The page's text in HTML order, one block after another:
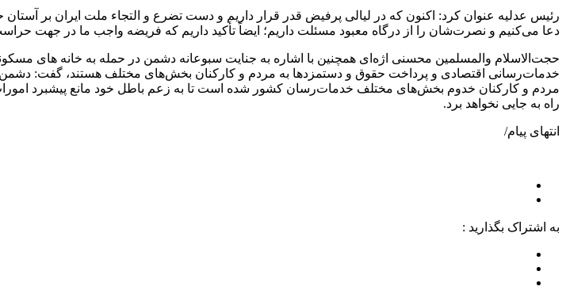
رئیس عدلیه عنوان کرد: اکنون که در لیالی پرفیض قدر قرار داریم و دست تضرع و التجاء ملت ایران بر
دعا می‌کنیم و نصرت‌شان را از درگاه معبود مسئلت داریم؛ ایضاً تأکید داریم که فریضه واجب ما در جهت
حجت‌الاسلام والمسلمین محسنی اژه‌ای همچنین با اشاره به جنایت سبوعانه دشمن در حمله به خانه های
خدمات‌رسانی اقتصادی و پرداخت حقوق و دستمزدها به مردم و کارکنان بخش‌های مختلف هستند، گفت: دشمن
مردم و کارکنان خدوم بخش‌های مختلف خدمات‌رسان کشور شده است تا به زعم باطل خود مانع پیشبرد
راه به جایی نخواهد برد.
انتهای پیام/
به اشتراک بگذارید :